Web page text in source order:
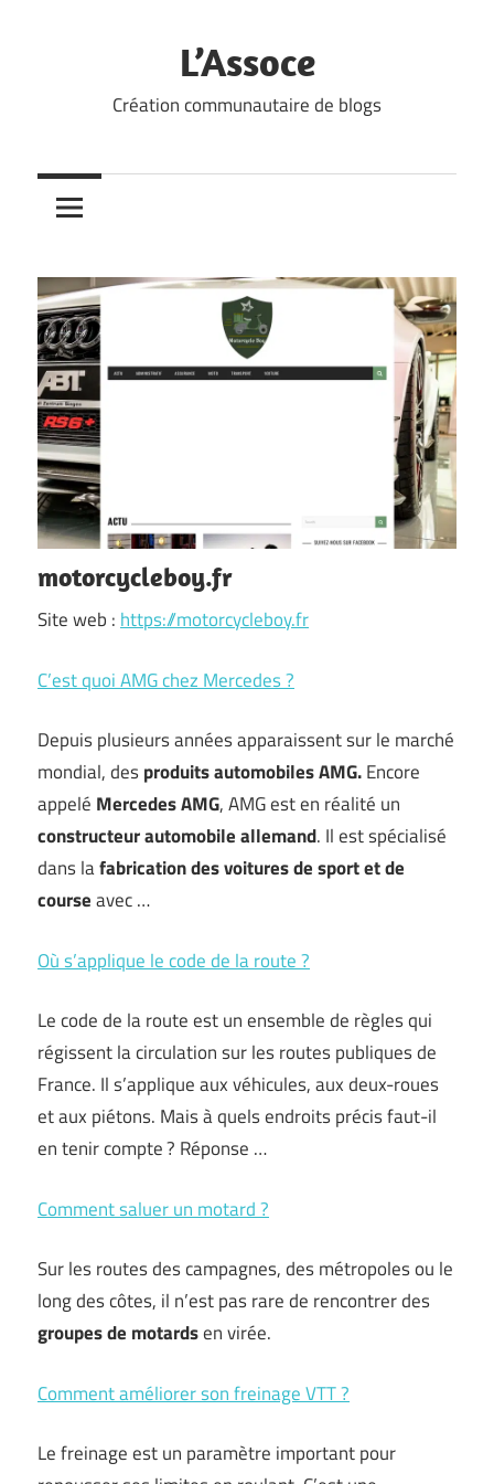
L’Assoce
Création communautaire de blogs
motorcycleboy.fr
Site web : https://motorcycleboy.fr
C’est quoi AMG chez Mercedes ?
Depuis plusieurs années apparaissent sur le marché
mondial, desproduits automobiles AMG.Encore
appelé Mercedes AMG, AMG est en réalité un
constructeur automobile allemand. Il est spécialisé
dans lafabrication des voitures de sport et de
courseavec …
Où s’applique le code de la route ?
Le code de la route est un ensemble de règles qui
régissent la circulation sur les routes publiques de
France. Il s’applique aux véhicules, aux deux-roues
et aux piétons. Mais à quels endroits précis faut-il
en tenir compte ? Réponse …
Comment saluer un motard ?
Sur les routes des campagnes, des métropoles ou le
long des côtes, il n’est pas rare de rencontrer des
groupes de motardsen virée.
Comment améliorer son freinage VTT ?
Le freinage est un paramètre important pour